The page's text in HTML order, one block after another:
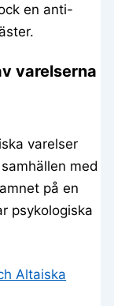
en anti-
varelserna
varelser
med
på en
psykologiska
Altaiska